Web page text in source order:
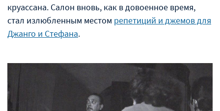
круассана. Салон вновь, как в довоенное время,
стал излюбленным местом репетиций и джемов для
Джанго и Стефана.